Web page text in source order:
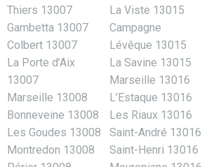
Thiers 13007
Gambetta 13007
Colbert 13007
La Porte d’Aix
13007
Marseille 13008
Bonneveine 13008
Les Goudes 13008
Montredon 13008
La Viste 13015
Campagne
Lévêque 13015
La Savine 13015
Marseille 13016
L’Estaque 13016
Les Riaux 13016
Saint-André 13016
Saint-Henri 13016